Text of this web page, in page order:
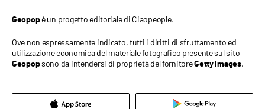
Geopopè un progetto editoriale di Ciaopeople.
Ove non espressamente indicato, tutti i diritti di sfruttamento ed
utilizzazione economica del materiale fotografico presente sul sito
Geopopsono da intendersi di proprietà del fornitoreGetty Images.